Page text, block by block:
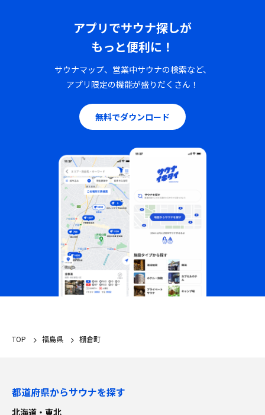
アプリでサウナ探しが
もっと便利に！
サウナマップ、営業中サウナの検索など、
アプリ限定の機能が盛りだくさん！
無料でダウンロード
TOP 福島県 棚倉町
都道府県からサウナを探す
北海道・東北